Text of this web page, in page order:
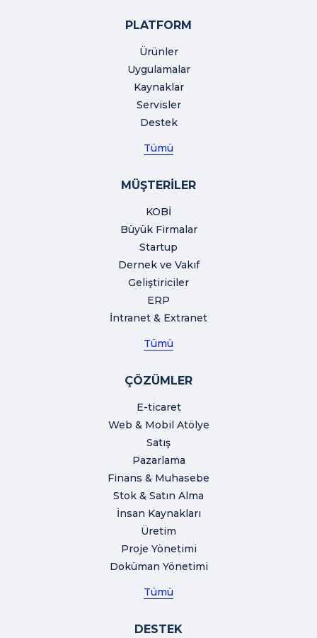
PLATFORM
Ürünler
Uygulamalar
Kaynaklar
Servisler
Destek
Tümü
MÜŞTERİLER
KOBİ
Büyük Firmalar
Startup
Dernek ve Vakıf
Geliştiriciler
ERP
İntranet & Extranet
Tümü
ÇÖZÜMLER
E-ticaret
Web & Mobil Atölye
Satış
Pazarlama
Finans & Muhasebe
Stok & Satın Alma
İnsan Kaynakları
Üretim
Proje Yönetimi
Doküman Yönetimi
Tümü
DESTEK